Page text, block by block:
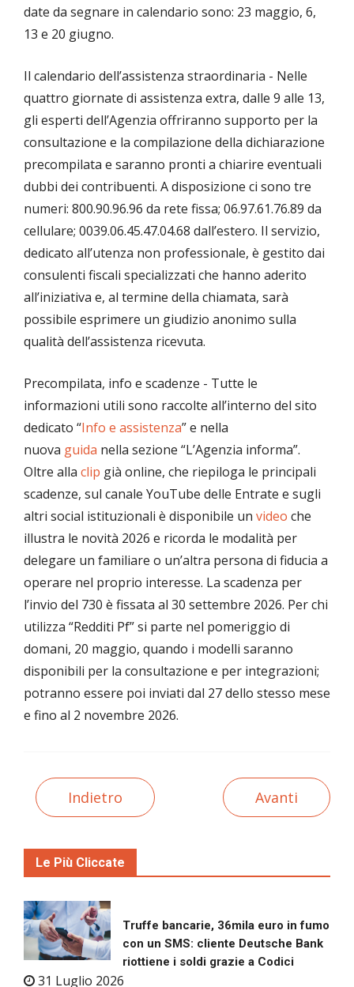
date da segnare in calendario sono: 23 maggio, 6,
13 e 20 giugno.
Il calendario dell’assistenza straordinaria - Nelle
quattro giornate di assistenza extra, dalle 9 alle 13,
gli esperti dell’Agenzia offriranno supporto per la
consultazione e la compilazione della dichiarazione
precompilata e saranno pronti a chiarire eventuali
dubbi dei contribuenti. A disposizione ci sono tre
numeri: 800.90.96.96 da rete fissa; 06.97.61.76.89 da
cellulare; 0039.06.45.47.04.68 dall’estero. Il servizio,
dedicato all’utenza non professionale, è gestito dai
consulenti fiscali specializzati che hanno aderito
all’iniziativa e, al termine della chiamata, sarà
possibile esprimere un giudizio anonimo sulla
qualità dell’assistenza ricevuta.
Precompilata, info e scadenze - Tutte le
informazioni utili sono raccolte all’interno del sito
dedicato “Info e assistenza” e nella
nuova guida nella sezione “L’Agenzia informa”.
Oltre alla clip già online, che riepiloga le principali
scadenze, sul canale YouTube delle Entrate e sugli
altri social istituzionali è disponibile un video che
illustra le novità 2026 e ricorda le modalità per
delegare un familiare o un’altra persona di fiducia a
operare nel proprio interesse. La scadenza per
l’invio del 730 è fissata al 30 settembre 2026. Per chi
utilizza “Redditi Pf” si parte nel pomeriggio di
domani, 20 maggio, quando i modelli saranno
disponibili per la consultazione e per integrazioni;
potranno essere poi inviati dal 27 dello stesso mese
e fino al 2 novembre 2026.
Indietro Avanti
Le Più Cliccate
Truffe bancarie, 36mila euro in fumo
con un SMS: cliente Deutsche Bank
riottiene i soldi grazie a Codici
31 Luglio 2026